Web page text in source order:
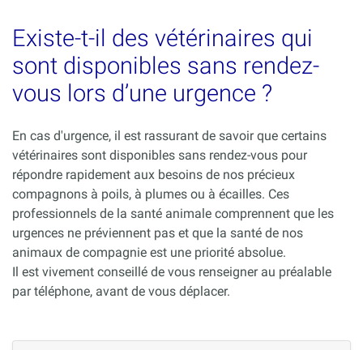
Existe-t-il des vétérinaires qui
sont disponibles sans rendez-
vous lors d’une urgence ?
En cas d'urgence, il est rassurant de savoir que certains
vétérinaires sont disponibles sans rendez-vous pour
répondre rapidement aux besoins de nos précieux
compagnons à poils, à plumes ou à écailles. Ces
professionnels de la santé animale comprennent que les
urgences ne préviennent pas et que la santé de nos
animaux de compagnie est une priorité absolue.
Il est vivement conseillé de vous renseigner au préalable
par téléphone, avant de vous déplacer.